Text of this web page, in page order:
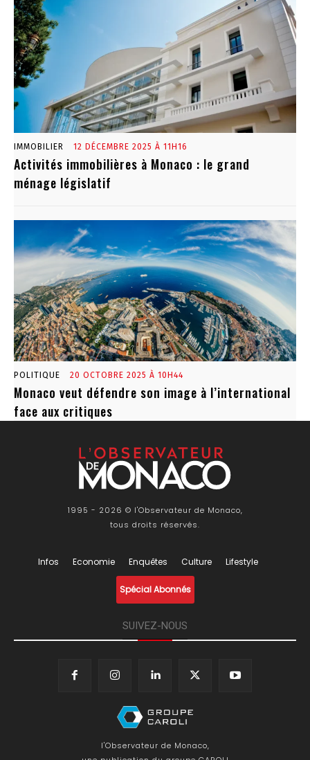
IMMOBILIER 12 DÉCEMBRE 2025 À 11H16
Activités immobilières à Monaco : le grand
ménage législatif
POLITIQUE 20 OCTOBRE 2025 À 10H44
Monaco veut défendre son image à l’international
face aux critiques
1995 - 2026 © l'Observateur de Monaco,
tous droits réservés.
Infos Economie Enquêtes Culture Lifestyle
Spécial Abonnés
SUIVEZ-NOUS
l'Observateur de Monaco,